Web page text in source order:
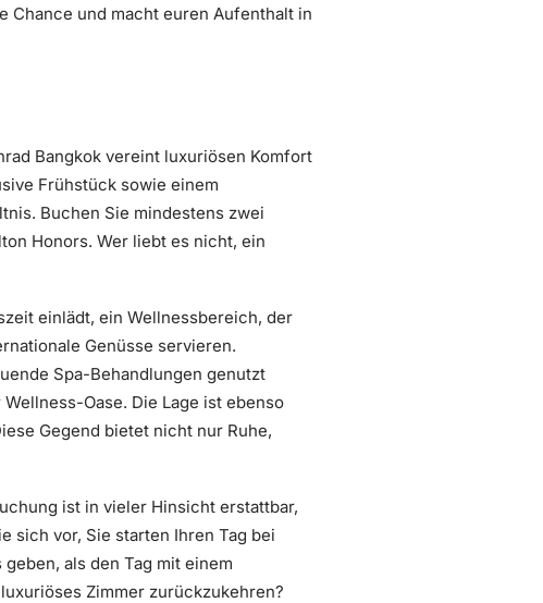
Chance und macht euren Aufenthalt in
Bangkok vereint luxuriösen Komfort
Frühstück sowie einem
Buchen Sie mindestens zwei
Honors. Wer liebt es nicht, ein
einlädt, ein Wellnessbereich, der
Genüsse servieren.
Spa-Behandlungen genutzt
Oase. Die Lage ist ebenso
Gegend bietet nicht nur Ruhe,
ist in vieler Hinsicht erstattbar,
sich vor, Sie starten Ihren Tag bei
als den Tag mit einem
Zimmer zurückzukehren?